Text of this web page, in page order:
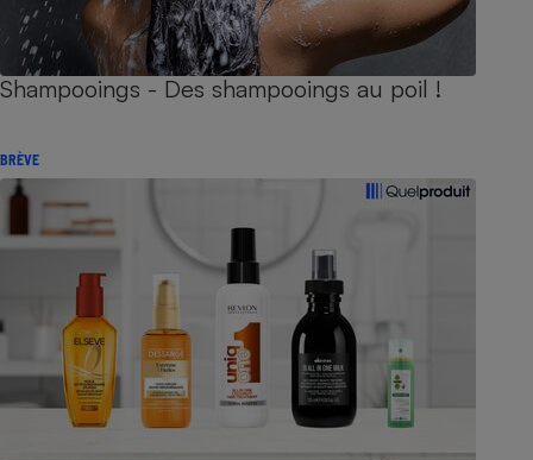
Shampooings - Des shampooings au poil !
BRÈVE